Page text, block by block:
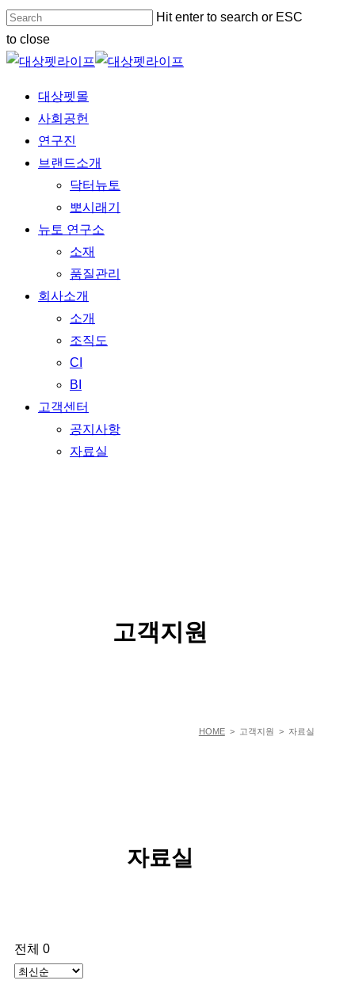
Skip
to
main
Hit enter to search or ESC
to close
Close
Menu 대상펫몰
사회공헌
연구진
브랜드소개
닥터뉴토
뽀시래기
뉴토 연구소
소재
품질관리
회사소개
소개
조직도
CI
BI
고객센터
공지사항
자료실
고객지원
HOME> 고객지원 > 자료실
자료실
전체 0